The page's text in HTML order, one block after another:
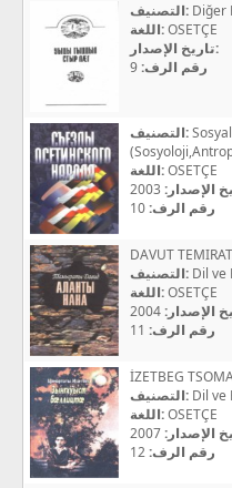
التصنيف: Diğer
اللغة:OSETÇE
تاريخ الإصدار:
رقم الرف:
التصنيف:
اللغة:OSETÇE
الإصدار:
رقم الرف:
DAVUT
التصنيف: Dil ve
اللغة:OSETÇE
الإصدار:
رقم الرف:
İZETBEG
التصنيف: Dil ve
اللغة:OSETÇE
الإصدار:
رقم الرف: